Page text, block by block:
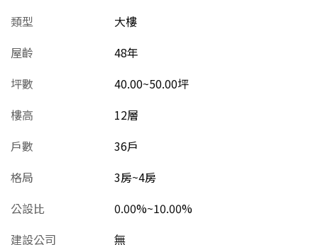
類型
大樓
屋齡
48年
坪數
40.00~50.00坪
樓高
12層
戶數
36戶
格局
3房~4房
公設比
0.00%~10.00%
建設公司
無